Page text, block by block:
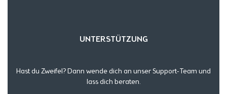
UNTERSTÜTZUNG
Hast du Zweifel? Dann wende dich an unser Support-Team und
lass dich beraten.